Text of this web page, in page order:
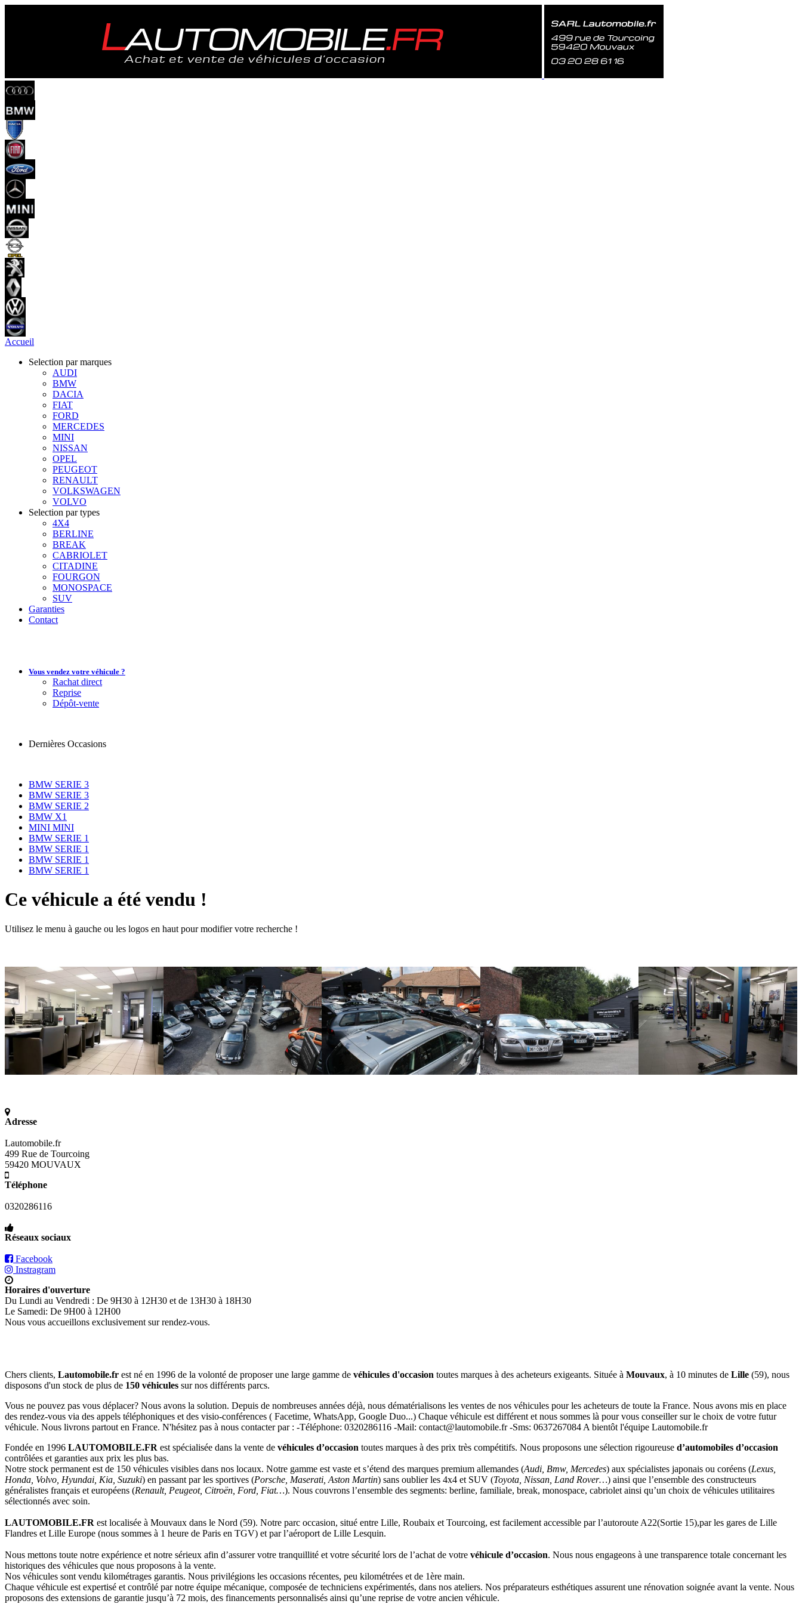
Accueil
Selection par marques
AUDI
BMW
DACIA
FIAT
FORD
MERCEDES
MINI
NISSAN
OPEL
PEUGEOT
RENAULT
VOLKSWAGEN
VOLVO
Selection par types
4X4
BERLINE
BREAK
CABRIOLET
CITADINE
FOURGON
MONOSPACE
SUV
Garanties
Contact
Vous vendez votre véhicule ?
Rachat direct
Reprise
Dépôt-vente
Dernières Occasions
BMW SERIE 3
BMW SERIE 3
BMW SERIE 2
BMW X1
MINI MINI
BMW SERIE 1
BMW SERIE 1
BMW SERIE 1
BMW SERIE 1
Ce véhicule a été vendu !
Utilisez le menu à gauche ou les logos en haut pour modifier votre recherche !
Adresse
Lautomobile.fr
499 Rue de Tourcoing
59420 MOUVAUX
Téléphone
0320286116
Réseaux sociaux
Facebook
Instragram
Horaires d'ouverture
Du Lundi au Vendredi : De 9H30 à 12H30 et de 13H30 à 18H30
Le Samedi: De 9H00 à 12H00
Nous vous accueillons exclusivement sur rendez-vous.
Chers clients, Lautomobile.fr est né en 1996 de la volonté de proposer une large gamme de véhicules d'occasion toutes marques à des acheteurs exigeants. Située à Mouvaux, à 10 minutes de Lille (59), nous
disposons d'un stock de plus de 150 véhicules sur nos différents parcs.
Vous ne pouvez pas vous déplacer? Nous avons la solution. Depuis de nombreuses années déjà, nous dématérialisons les ventes de nos véhicules pour les acheteurs de toute la France. Nous avons mis en place
des rendez-vous via des appels téléphoniques et des visio-conférences ( Facetime, WhatsApp, Google Duo...) Chaque véhicule est différent et nous sommes là pour vous conseiller sur le choix de votre futur
véhicule. Nous livrons partout en France. N'hésitez pas à nous contacter par : -Téléphone: 0320286116 -Mail: contact@lautomobile.fr -Sms: 0637267084 A bientôt l'équipe Lautomobile.fr
Fondée en 1996 LAUTOMOBILE.FR est spécialisée dans la vente de véhicules d’occasion toutes marques à des prix très compétitifs. Nous proposons une sélection rigoureuse d’automobiles d’occasion
contrôlées et garanties aux prix les plus bas.
Notre stock permanent est de 150 véhicules visibles dans nos locaux. Notre gamme est vaste et s’étend des marques premium allemandes (Audi, Bmw, Mercedes) aux spécialistes japonais ou coréens (Lexus,
Honda, Volvo, Hyundai, Kia, Suzuki) en passant par les sportives (Porsche, Maserati, Aston Martin) sans oublier les 4x4 et SUV (Toyota, Nissan, Land Rover…) ainsi que l’ensemble des constructeurs
généralistes français et européens (Renault, Peugeot, Citroën, Ford, Fiat…). Nous couvrons l’ensemble des segments: berline, familiale, break, monospace, cabriolet ainsi qu’un choix de véhicules utilitaires
sélectionnés avec soin.
LAUTOMOBILE.FR est localisée à Mouvaux dans le Nord (59). Notre parc occasion, situé entre Lille, Roubaix et Tourcoing, est facilement accessible par l’autoroute A22(Sortie 15),par les gares de Lille
Flandres et Lille Europe (nous sommes à 1 heure de Paris en TGV) et par l’aéroport de Lille Lesquin.
Nous mettons toute notre expérience et notre sérieux afin d’assurer votre tranquillité et votre sécurité lors de l’achat de votre véhicule d’occasion. Nous nous engageons à une transparence totale concernant les
historiques des véhicules que nous proposons à la vente.
Nos véhicules sont vendu kilométrages garantis. Nous privilégions les occasions récentes, peu kilométrées et de 1ère main.
Chaque véhicule est expertisé et contrôlé par notre équipe mécanique, composée de techniciens expérimentés, dans nos ateliers. Nos préparateurs esthétiques assurent une rénovation soignée avant la vente. Nous
proposons des extensions de garantie jusqu’à 72 mois, des financements personnalisés ainsi qu’une reprise de votre ancien véhicule.